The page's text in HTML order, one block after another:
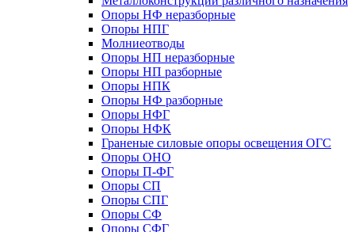
Опоры НФ неразборные
Опоры НПГ
Молниеотводы
Опоры НП неразборные
Опоры НП разборные
Опоры НПК
Опоры НФ разборные
Опоры НФГ
Опоры НФК
Граненые силовые опоры освещения ОГС
Опоры ОНО
Опоры П-ФГ
Опоры СП
Опоры СПГ
Опоры СФ
Опоры СФГ